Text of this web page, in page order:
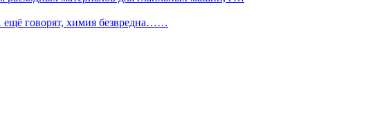
ещё говорят, химия безвредна……